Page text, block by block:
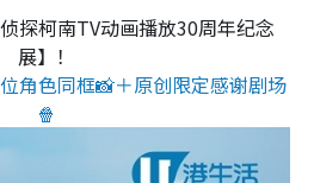
探柯南TV动画播放30周年纪念
展】！
角色同框📸＋原创限定感谢剧场
🍿